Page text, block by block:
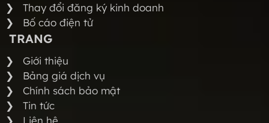
Thay đổi đăng ký kinh doanh
Bố cáo điện tử
TRANG
Giới thiệu
Bảng giá dịch vụ
Chính sách bảo mật
Tin tức